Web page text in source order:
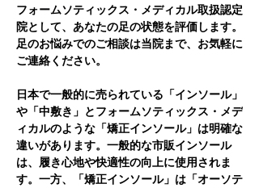
フォームソティックス・メディカル取扱認定
院として、あなたの足の状態を評価します。
足のお悩みでのご相談は当院まで、お気軽に
ご連絡ください。
日本で一般的に売られている「インソール」
や「中敷き」とフォームソティックス・メデ
ィカルのような「矯正インソール」は明確な
違いがあります。一般的な市販インソール
は、履き心地や快適性の向上に使用されま
す。一方、「矯正インソール」は「オーソテ